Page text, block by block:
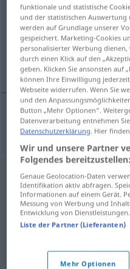
Übersicht aller
(Für mehr Details die
Stein
seltenSteinm lapis
funktionale und statistische
und der statistischen
werden auf Grundlage unserer
gespeichert. Marketing-Cookies
personalisierter Werbung
durch einen Klick auf den
geben. Klicken Sie ansonsten auf
können Ihre Einwilligung
Webseite widerrufen. Wenn Sie
und den
Button „Mehr Optionen“.
Datenverarbeitung entnehmen
Datenschutzerklärung. Hier
Wir und unsere Partner
Folgendes bereitzustellen:
Genaue Geolocation-Daten
Identifikation aktiv abfragen.
Informationen auf einem Gerät.
Messung von Werbung und
Entwicklung von Dienstleistungen.
Liste der Partner (Lieferanten)
Mehr Optionen